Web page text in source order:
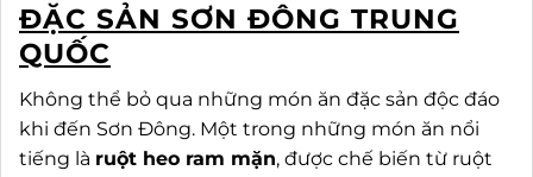
ĐẶC SẢN SƠN ĐÔNG TRUNG
QUỐC
Không thể bỏ qua những món ăn đặc sản độc đáo
khi đến Sơn Đông. Một trong những món ăn nổi
tiếng là ruột heo ram mặn, được chế biến từ ruột